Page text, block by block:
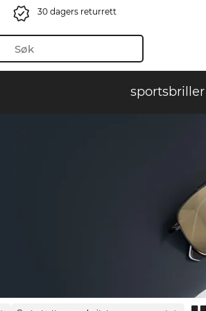
30 dagers returrett
sportsbriller